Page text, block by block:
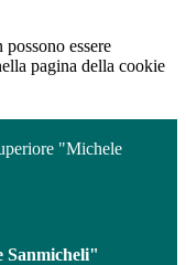
essere
pagina della cookie
"Michele
Sanmicheli"